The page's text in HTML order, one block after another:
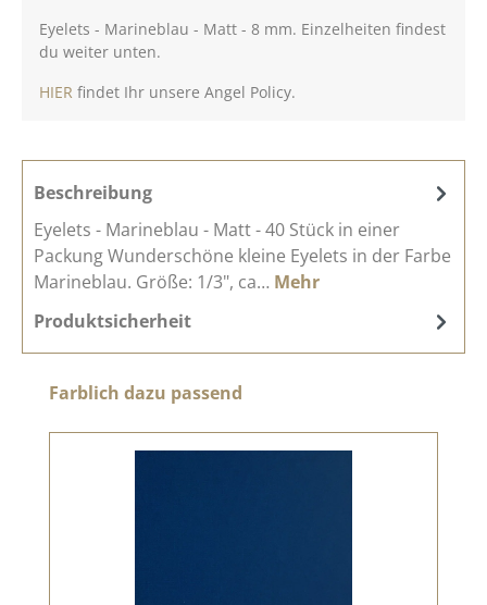
Eyelets - Marineblau - Matt - 8 mm. Einzelheiten findest
du weiter unten.
HIER findet Ihr unsere Angel Policy.
Beschreibung
Eyelets - Marineblau - Matt - 40 Stück in einer
Packung Wunderschöne kleine Eyelets in der Farbe
Marineblau. Größe: 1/3", ca… Mehr
Produktsicherheit
Produktgalerie überspringen
Farblich dazu passend